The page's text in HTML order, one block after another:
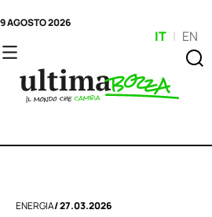
9 AGOSTO 2026
IT | EN
ENERGIA/ 27.03.2026